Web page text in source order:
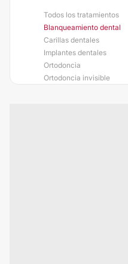
Todos los tratamientos
Blanqueamiento dental
Carillas dentales
Implantes dentales
Ortodoncia
Ortodoncia invisible